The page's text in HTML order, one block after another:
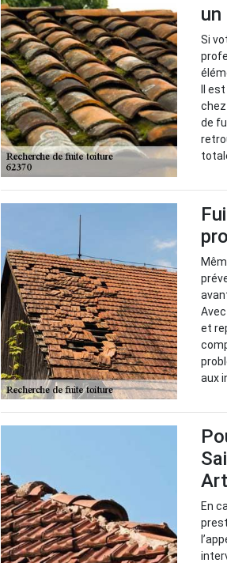
un
Si
Il
de
et
aux
En